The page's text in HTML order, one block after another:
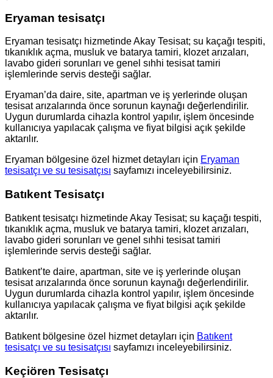
Eryaman tesisatçı
Eryaman tesisatçı hizmetinde Akay Tesisat; su kaçağı tespiti,
tıkanıklık açma, musluk ve batarya tamiri, klozet arızaları,
lavabo gideri sorunları ve genel sıhhi tesisat tamiri
işlemlerinde servis desteği sağlar.
Eryaman’da daire, site, apartman ve iş yerlerinde oluşan
tesisat arızalarında önce sorunun kaynağı değerlendirilir.
Uygun durumlarda cihazla kontrol yapılır, işlem öncesinde
kullanıcıya yapılacak çalışma ve fiyat bilgisi açık şekilde
aktarılır.
Eryaman bölgesine özel hizmet detayları için Eryaman
tesisatçı ve su tesisatçısı sayfamızı inceleyebilirsiniz.
Batıkent Tesisatçı
Batıkent tesisatçı hizmetinde Akay Tesisat; su kaçağı tespiti,
tıkanıklık açma, musluk ve batarya tamiri, klozet arızaları,
lavabo gideri sorunları ve genel sıhhi tesisat tamiri
işlemlerinde servis desteği sağlar.
Batıkent’te daire, apartman, site ve iş yerlerinde oluşan
tesisat arızalarında önce sorunun kaynağı değerlendirilir.
Uygun durumlarda cihazla kontrol yapılır, işlem öncesinde
kullanıcıya yapılacak çalışma ve fiyat bilgisi açık şekilde
aktarılır.
Batıkent bölgesine özel hizmet detayları için Batıkent
tesisatçı ve su tesisatçısı sayfamızı inceleyebilirsiniz.
Keçiören Tesisatçı